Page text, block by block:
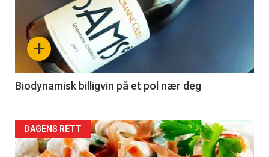
akkurat
nå
4
+
Biodynamisk billigvin på et pol nær deg
Forsiden
DAGENS RETT